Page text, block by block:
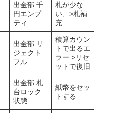
出金部 千
円エンプ
ティ
札が少な
い、>札補
充
出金部 リ
ジェクト
フル
積算カウン
トで出るエ
ラー >リセ
ットで復旧
出金部 札
台ロック
状態
紙幣をセッ
トする